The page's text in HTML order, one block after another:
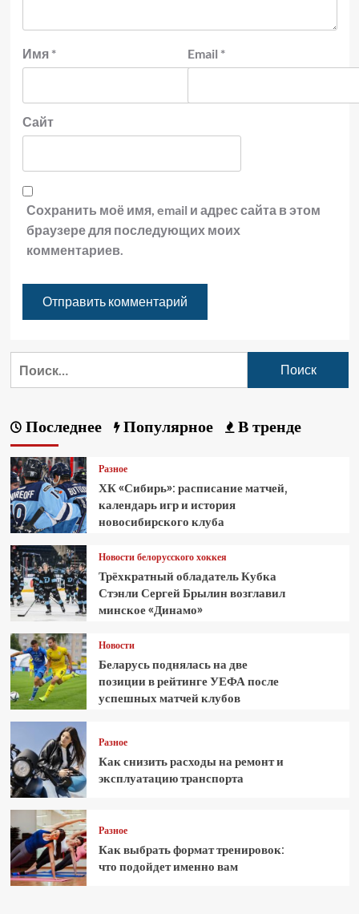
Имя * Email *
Сайт
Сохранить моё имя, email и адрес сайта в этом
браузере для последующих моих
комментариев.
Последнее Популярное В тренде
Разное
ХК «Сибирь»: расписание матчей,
календарь игр и история
новосибирского клуба
Новости белорусского хоккея
Трёхкратный обладатель Кубка
Стэнли Сергей Брылин возглавил
минское «Динамо»
Новости
Беларусь поднялась на две
позиции в рейтинге УЕФА после
успешных матчей клубов
Разное
Как снизить расходы на ремонт и
эксплуатацию транспорта
Разное
Как выбрать формат тренировок:
что подойдет именно вам